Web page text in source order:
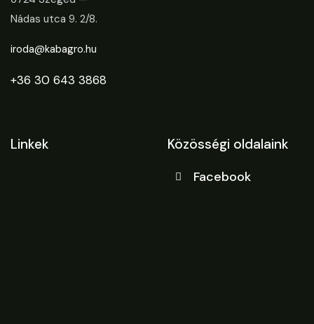
Nádas utca 9. 2/8.
iroda@kabagro.hu
+36 30 643 3868
Linkek Közösségi oldalaink
Facebook